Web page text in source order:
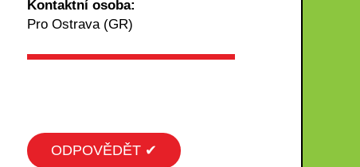
Kontaktní osoba:
Pro Ostrava (GR)
ODPOVĚDĚT ✔